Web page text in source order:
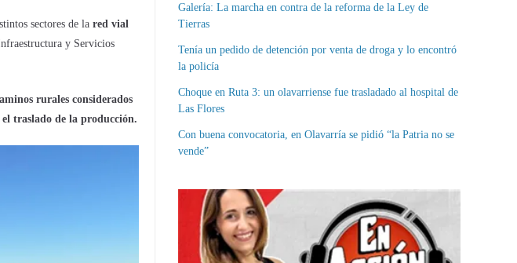
sectores de la red vial
y Servicios
rurales considerados
traslado de la producción.
Galería: La marcha en contra de la reforma de la Ley de
Tierras
Tenía un pedido de detención por venta de droga y lo encontró
la policía
Choque en Ruta 3: un olavarriense fue trasladado al hospital de
Las Flores
Con buena convocatoria, en Olavarría se pidió “la Patria no se
vende”